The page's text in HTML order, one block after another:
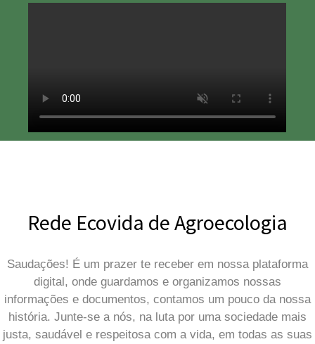
Rede Ecovida de Agroecologia
Saudações! É um prazer te receber em nossa plataforma
digital, onde guardamos e organizamos nossas
informações e documentos, contamos um pouco da nossa
história. Junte-se a nós, na luta por uma sociedade mais
justa, saudável e respeitosa com a vida, em todas as suas